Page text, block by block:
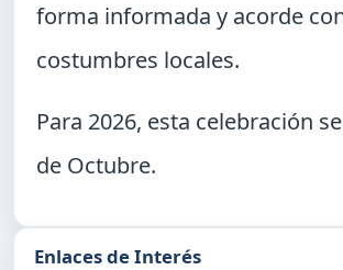
forma informada y acorde
costumbres locales.
Para 2026, esta celebración
de Octubre.
Enlaces de Interés